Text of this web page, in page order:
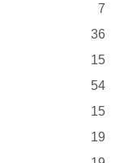
7
36
15
54
15
19